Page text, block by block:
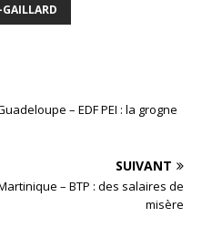
– EDF PEI : la grogne
SUIVANT
– BTP : des salaires de
misère